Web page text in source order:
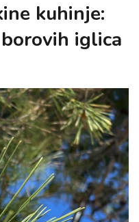
kuhinje:
iglica